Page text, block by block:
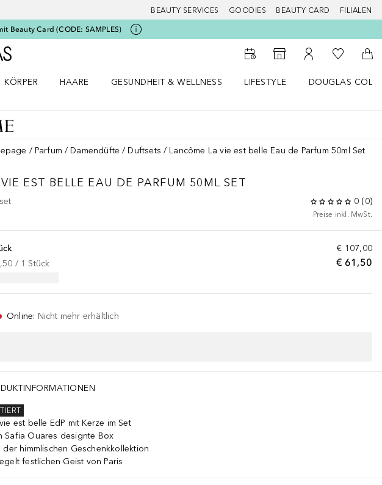
BEAUTY SERVICES GOODIES BEAUTY CARD FILIALEN
Beauty Card (CODE: SAMPLES)
Zur Douglas Startseite
Zum Storefinder
Zu Meinem
Zu Meiner
KÖRPER
HAARE
GESUNDHEIT & WELLNESS
LIFESTYLE
DOUGLAS
Parfum Damendüfte Duftsets Lancôme La vie est belle Eau de Parfum 50ml Set
EST BELLE EAU DE PARFUM 50ML SET
0 (0)
Preise inkl. MwSt.
€ 107,00
€ 61,50
/ 1 Stück
Online: Nicht mehr erhältlich
est belle EdP mit Kerze im Set
Safia Ouares designte Box
der himmlischen Geschenkkollektion
festlichen Geist von Paris